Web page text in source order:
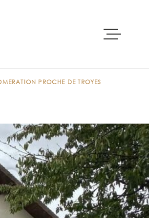
PRE-
LOUER
VENDRE
PROCHE DE TROYES